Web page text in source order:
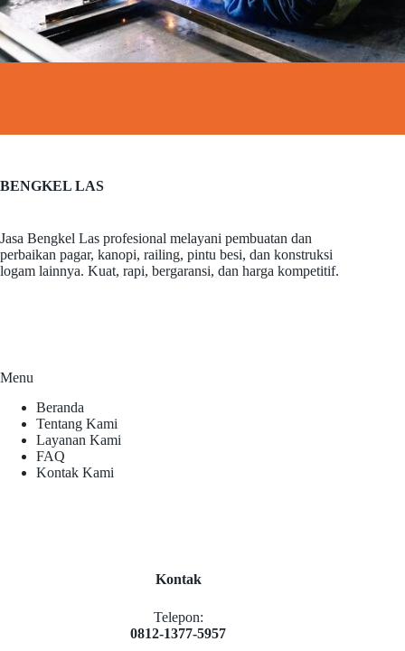
BENGKEL LAS
Jasa Bengkel Las profesional melayani pembuatan dan
perbaikan pagar, kanopi, railing, pintu besi, dan konstruksi
logam lainnya. Kuat, rapi, bergaransi, dan harga kompetitif.
Menu
Beranda
Tentang Kami
Layanan Kami
FAQ
Kontak Kami
Kontak
Telepon:
0812-1377-5957